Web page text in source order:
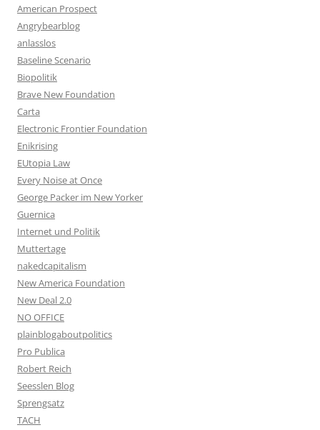
American Prospect
Angrybearblog
anlasslos
Baseline Scenario
Biopolitik
Brave New Foundation
Carta
Electronic Frontier Foundation
Enikrising
EUtopia Law
Every Noise at Once
George Packer im New Yorker
Guernica
Internet und Politik
Muttertage
nakedcapitalism
New America Foundation
New Deal 2.0
NO OFFICE
plainblogaboutpolitics
Pro Publica
Robert Reich
Seesslen Blog
Sprengsatz
TACH